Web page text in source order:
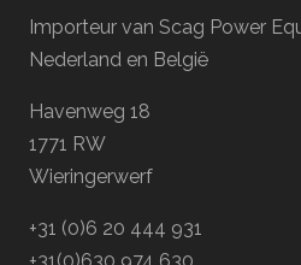
Importeur van Scag Power
Nederland en België
Havenweg 18
1771 RW
Wieringerwerf
+31 (0)6 20 444 931